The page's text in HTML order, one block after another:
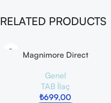
RELATED PRODUCTS
Magnimore Direct
Genel
TAB İlaç
₺699,00